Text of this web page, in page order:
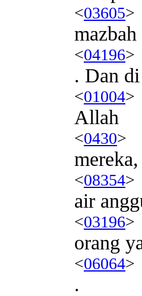
<03605>
mazbah
<04196>
. Dan
<01004>
Allah
<0430>
<08354>
air
<03196>
orang
<06064>
.